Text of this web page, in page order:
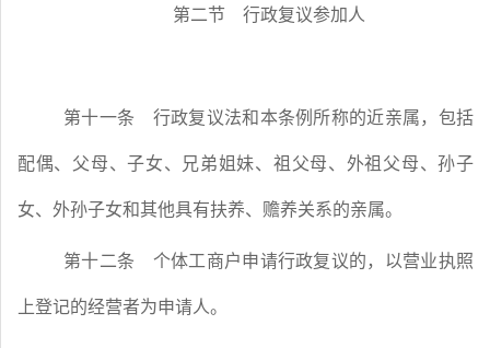
第二节 行政复议参加人
第十一条 行政复议法和本条例所称的近亲属，包括
配偶、父母、子女、兄弟姐妹、祖父母、外祖父母、孙子
女、外孙子女和其他具有扶养、赡养关系的亲属。
第十二条 个体工商户申请行政复议的，以营业执照
上登记的经营者为申请人。